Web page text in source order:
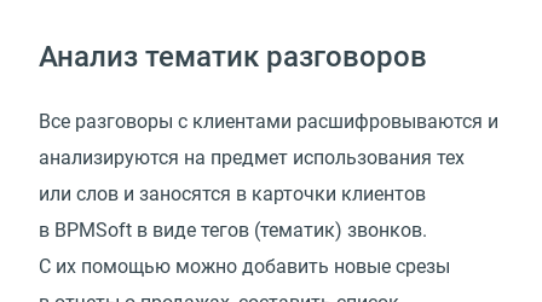
Анализ тематик разговоров
Все разговоры с клиентами расшифровываются и
анализируются на предмет использования тех
или слов и заносятся в карточки клиентов
в BPMSoft в виде тегов (тематик) звонков.
С их помощью можно добавить новые срезы